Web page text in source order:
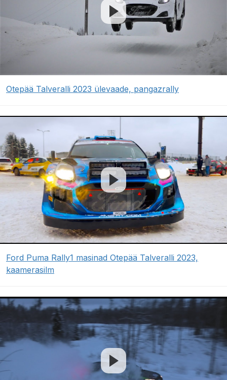
Otepää Talveralli 2023 ülevaade, pangazrally
Ford Puma Rally1 masinad Otepää Talveralli 2023,
kaamerasilm